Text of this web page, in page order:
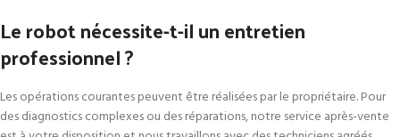
Le robot nécessite-t-il un entretien
professionnel ?
Les opérations courantes peuvent être réalisées par le propriétaire. Pour
des diagnostics complexes ou des réparations, notre service après-vente